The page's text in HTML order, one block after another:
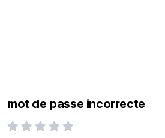
mot de passe incorrecte